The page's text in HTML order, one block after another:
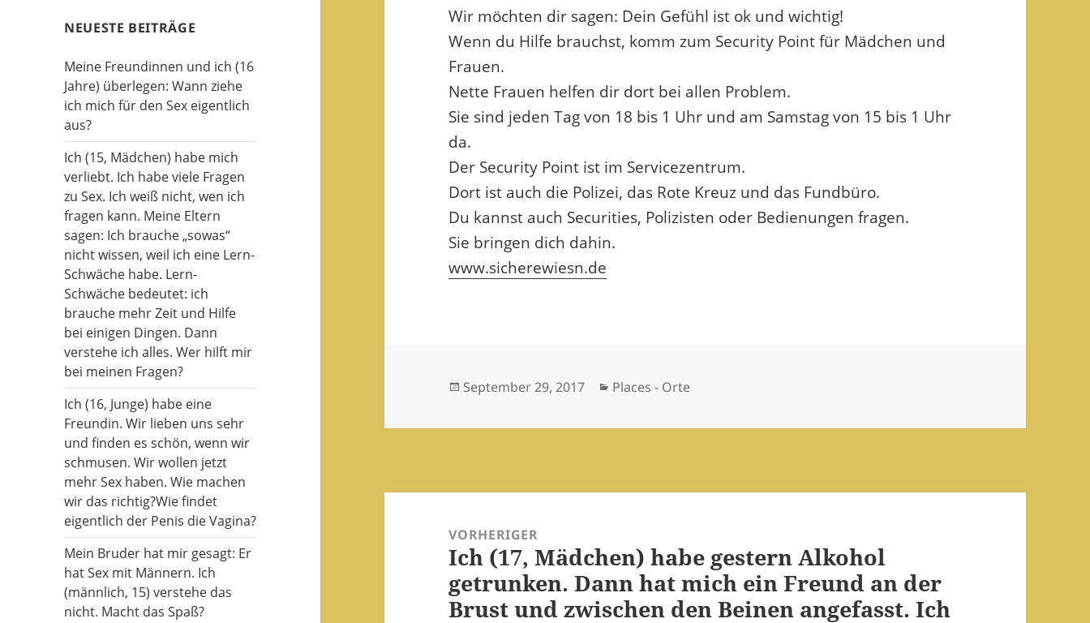
NEUESTE BEITRÄGE
Meine Freundinnen und ich (16
Jahre) überlegen: Wann ziehe
ich mich für den Sex eigentlich
aus?
Ich (15, Mädchen) habe mich
verliebt. Ich habe viele Fragen
zu Sex. Ich weiß nicht, wen ich
fragen kann. Meine Eltern
sagen: Ich brauche „sowas“
nicht wissen, weil ich eine Lern-
Schwäche habe. Lern-
Schwäche bedeutet: ich
brauche mehr Zeit und Hilfe
bei einigen Dingen. Dann
verstehe ich alles. Wer hilft mir
bei meinen Fragen?
Ich (16, Junge) habe eine
Freundin. Wir lieben uns sehr
und finden es schön, wenn wir
schmusen. Wir wollen jetzt
mehr Sex haben. Wie machen
wir das richtig?Wie findet
eigentlich der Penis die Vagina?
Mein Bruder hat mir gesagt: Er
hat Sex mit Männern. Ich
(männlich, 15) verstehe das
nicht. Macht das Spaß?
Wir möchten dir sagen: Dein Gefühl ist ok und wichtig!
Wenn du Hilfe brauchst, komm zum Security Point für Mädchen und
Frauen.
Nette Frauen helfen dir dort bei allen Problem.
Sie sind jeden Tag von 18 bis 1 Uhr und am Samstag von 15 bis 1 Uhr
da.
Der Security Point ist im Servicezentrum.
Dort ist auch die Polizei, das Rote Kreuz und das Fundbüro.
Du kannst auch Securities, Polizisten oder Bedienungen fragen.
Sie bringen dich dahin.
www.sicherewiesn.de
Veröffentlicht
September 29, 2017 Kategorien
Places - Orte
VORHERIGER
Vorheriger
Beitrag:
Ich (17, Mädchen) habe gestern Alkohol
getrunken. Dann hat mich ein Freund an der
Brust und zwischen den Beinen angefasst. Ich